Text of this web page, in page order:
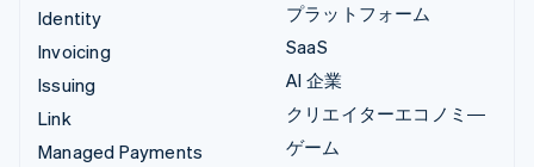
Identity
Invoicing
Issuing
Link
Managed Payments
プラットフォーム
SaaS
AI 企業
クリエイターエコノミ―
ゲーム